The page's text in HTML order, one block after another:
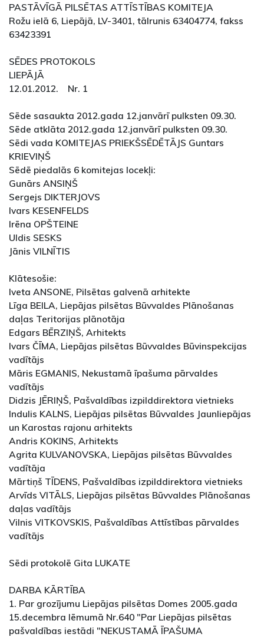
PASTĀVĪGĀ PILSĒTAS ATTĪSTĪBAS KOMITEJA
Rožu ielā 6, Liepājā, LV-3401, tālrunis 63404774, fakss
63423391
SĒDES PROTOKOLS
LIEPĀJĀ
12.01.2012. Nr. 1
Sēde sasaukta 2012.gada 12.janvārī pulksten 09.30.
Sēde atklāta 2012.gada 12.janvārī pulksten 09.30.
Sēdi vada KOMITEJAS PRIEKŠSĒDĒTĀJS Guntars
KRIEVIŅŠ
Sēdē piedalās 6 komitejas locekļi:
Gunārs ANSIŅŠ
Sergejs DIKTERJOVS
Ivars KESENFELDS
Irēna OPŠTEINE
Uldis SESKS
Jānis VILNĪTIS
Klātesošie:
Iveta ANSONE, Pilsētas galvenā arhitekte
Līga BEILA, Liepājas pilsētas Būvvaldes Plānošanas
daļas Teritorijas plānotāja
Edgars BĒRZIŅŠ, Arhitekts
Ivars ČĪMA, Liepājas pilsētas Būvvaldes Būvinspekcijas
vadītājs
Māris EGMANIS, Nekustamā īpašuma pārvaldes
vadītājs
Didzis JĒRIŅŠ, Pašvaldības izpilddirektora vietnieks
Indulis KALNS, Liepājas pilsētas Būvvaldes Jaunliepājas
un Karostas rajonu arhitekts
Andris KOKINS, Arhitekts
Agrita KULVANOVSKA, Liepājas pilsētas Būvvaldes
vadītāja
Mārtiņš TĪDENS, Pašvaldības izpilddirektora vietnieks
Arvīds VITĀLS, Liepājas pilsētas Būvvaldes Plānošanas
daļas vadītājs
Vilnis VITKOVSKIS, Pašvaldības Attīstības pārvaldes
vadītājs
Sēdi protokolē Gita LUKATE
DARBA KĀRTĪBA
1. Par grozījumu Liepājas pilsētas Domes 2005.gada
15.decembra lēmumā Nr.640 "Par Liepājas pilsētas
pašvaldības iestādi "NEKUSTAMĀ ĪPAŠUMA